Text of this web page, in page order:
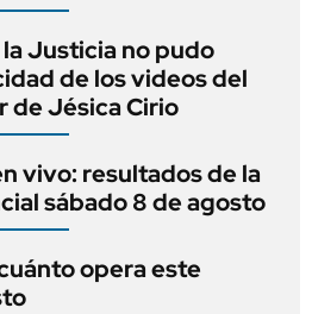
Justicia no pudo
de los videos del
de Jésica Cirio
vivo: resultados de la
sábado 8 de agosto
opera este